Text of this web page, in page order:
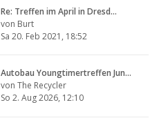
Re: Treffen im April in Dresd…
von Burt
Sa 20. Feb 2021, 18:52
Autobau Youngtimertreffen Jun…
von The Recycler
So 2. Aug 2026, 12:10